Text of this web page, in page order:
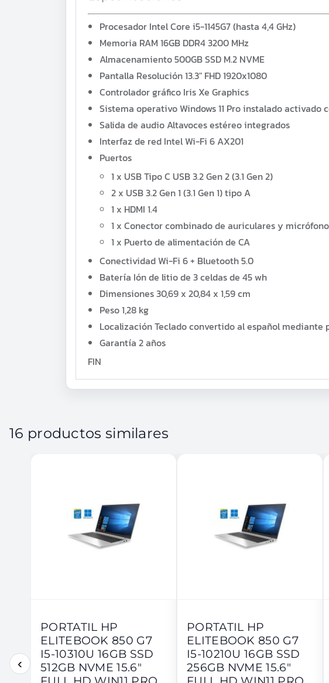
Procesador Intel Core i5-1145G7 (hasta 4,4 GHz)
Memoria RAM 16GB DDR4 3200 MHz
Almacenamiento500GB SSD M.2 NVME
Pantalla Resolución 13.3" FHD 1920x1080
Controlador gráfico Iris Xe Graphics
Sistema operativoWindows 11 Pro instalado activado
Salida de audio Altavoces estéreo integrados
Interfaz de red Intel Wi-Fi 6 AX201
Puertos
1 x USB Tipo C USB 3.2 Gen 2 (3.1 Gen 2)
2 x USB 3.2 Gen 1 (3.1 Gen 1) tipo A
1 x HDMI 1.4
1 x Conector combinado de auriculares y micrófono
1 x Puerto de alimentación de CA
ConectividadWi-Fi 6 + Bluetooth 5.0
Batería Ión de litio de 3 celdas de 45 wh
Dimensiones30,69 x 20,84 x 1,59 cm
Peso1,28 kg
LocalizaciónTeclado convertido al español mediante
Garantía 2 años
FIN
16 productos similares
‹
PORTATIL HP
ELITEBOOK 850 G7
I5-10310U 16GB SSD
512GB NVME 15.6"
PORTATIL HP
ELITEBOOK 850 G7
I5-10210U 16GB SSD
256GB NVME 15.6"